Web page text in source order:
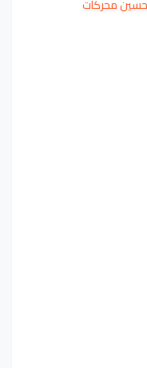
محركات